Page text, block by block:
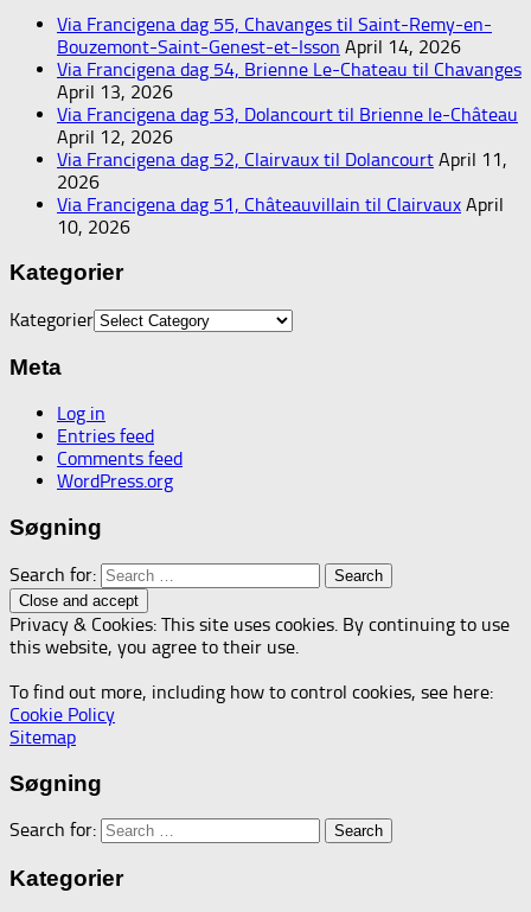
Via Francigena dag 55, Chavanges til Saint-Remy-en-
Bouzemont-Saint-Genest-et-Isson April 14, 2026
Via Francigena dag 54, Brienne Le-Chateau til Chavanges
April 13, 2026
Via Francigena dag 53, Dolancourt til Brienne le-Château
April 12, 2026
Via Francigena dag 52, Clairvaux til Dolancourt April 11,
2026
Via Francigena dag 51, Châteauvillain til Clairvaux April
10, 2026
Kategorier
Kategorier
Meta
Log in
Entries feed
Comments feed
WordPress.org
Søgning
Search for:
Privacy & Cookies: This site uses cookies. By continuing to use
this website, you agree to their use.
To find out more, including how to control cookies, see here:
Cookie Policy
Sitemap
Søgning
Search for:
Kategorier